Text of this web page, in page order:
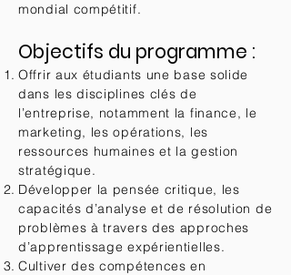
mondial compétitif.
Objectifs du programme :
Offrir aux étudiants une base solide
dans les disciplines clés de
l’entreprise, notamment la finance, le
marketing, les opérations, les
ressources humaines et la gestion
stratégique.
Développer la pensée critique, les
capacités d’analyse et de résolution de
problèmes à travers des approches
d’apprentissage expérientielles.
Cultiver des compétences en